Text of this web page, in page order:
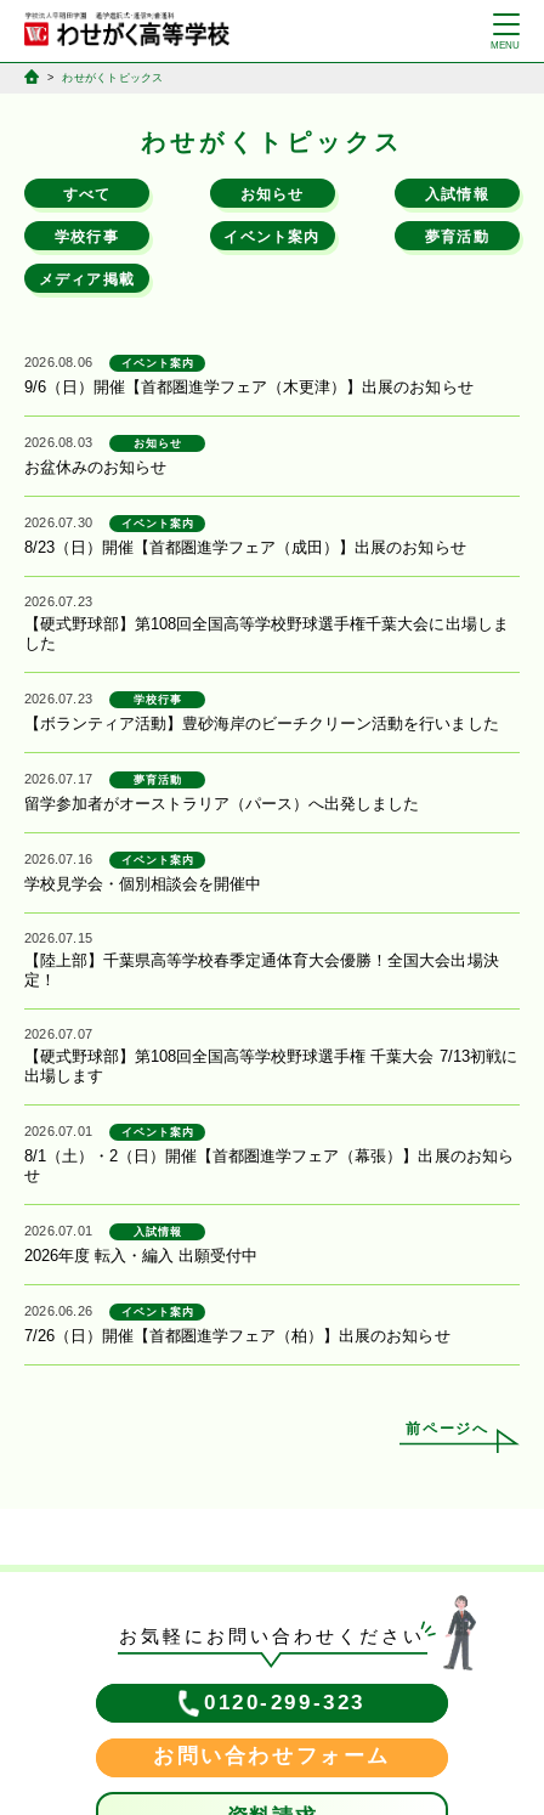
わせがくトピックス
わせがくトピックス
すべて お知らせ 入試情報
学校行事 イベント案内 夢育活動
メディア掲載
2026.08.06 イベント案内
9/6（日）開催【首都圏進学フェア（木更津）】出展のお知らせ
2026.08.03 お知らせ
お盆休みのお知らせ
2026.07.30 イベント案内
8/23（日）開催【首都圏進学フェア（成田）】出展のお知らせ
2026.07.23
【硬式野球部】第108回全国高等学校野球選手権千葉大会に出場しま
した
2026.07.23 学校行事
【ボランティア活動】豊砂海岸のビーチクリーン活動を行いました
2026.07.17 夢育活動
留学参加者がオーストラリア（パース）へ出発しました
2026.07.16 イベント案内
学校見学会・個別相談会を開催中
2026.07.15
【陸上部】千葉県高等学校春季定通体育大会優勝！全国大会出場決
定！
2026.07.07
【硬式野球部】第108回全国高等学校野球選手権 千葉大会 7/13初戦に
出場します
2026.07.01 イベント案内
8/1（土）・2（日）開催【首都圏進学フェア（幕張）】出展のお知ら
せ
2026.07.01 入試情報
2026年度 転入・編入 出願受付中
2026.06.26 イベント案内
7/26（日）開催【首都圏進学フェア（柏）】出展のお知らせ
前ページへ
お気軽にお問い合わせください
0120-299-323
お問い合わせフォーム